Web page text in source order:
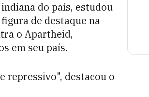
do país, estudou
de destaque na
o Apartheid,
em seu país.
repressivo", destacou o